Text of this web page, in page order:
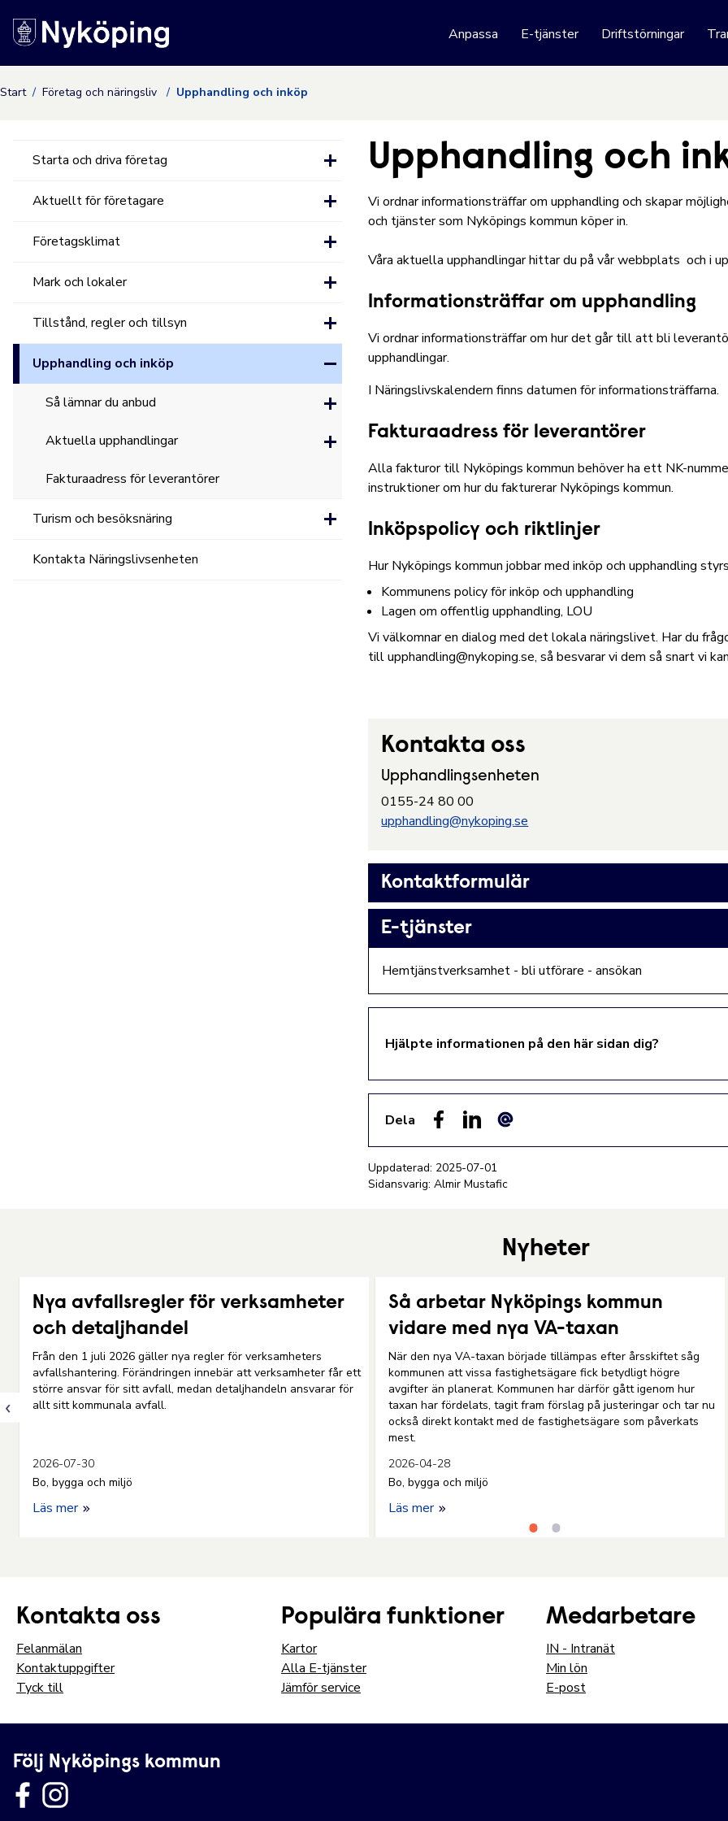
Nyköpings kommuns webbplats
Anpassa E-tjänster Driftstörningar
Start Företag och näringsliv Upphandling och inköp
Upphandling och
Vi ordnar informationsträffar om upphandling och skapar
och tjänster som Nyköpings kommun köper in.
Våra aktuella upphandlingar hittardu på vår webbplats ochi
Informationsträffar om upphandling
Vi ordnar informationsträffar om hur det går till att bli
upphandlingar.
I Näringslivskalendern finns datumen för informationsträffarna.
Fakturaadress för leverantörer
Alla fakturor till Nyköpings kommun behöver ha ett NK-
instruktioner om hur du fakturerar Nyköpings kommun.
Inköpspolicy och riktlinjer
Hur Nyköpings kommun jobbar med inköp och upphandling
Kommunens policy för inköp och upphandling
Lagen om offentlig upphandling, LOU
Vi välkomnar en dialog med det lokala näringslivet. Har du
tillupphandling@nykoping.se, så besvarar vi dem så snart vi
Kontakta oss
Upphandlingsenheten
0155-24 80 00
upphandling@nykoping.se
Kontaktformulär
E-tjänster
Hemtjänstverksamhet - bli utförare - ansökan
Hjälpte informationen på den här sidan dig?
Dela
Uppdaterad: 2025-07-01
Sidansvarig: Almir Mustafic
Starta och driva företag
Aktuellt för företagare
Företagsklimat
Mark och lokaler
Tillstånd, regler och tillsyn
Upphandling och inköp
Så lämnar du anbud
Aktuella upphandlingar
Fakturaadress för leverantörer
Turism och besöksnäring
Kontakta Näringslivsenheten
Nyheter
Nya avfallsregler för verksamheter
och detaljhandel
Från den 1 juli 2026 gäller nya regler för verksamheters
avfallshantering. Förändringen innebär att verksamheter får ett
större ansvar för sitt avfall, medan detaljhandeln ansvarar för
allt sitt kommunala avfall.
2026-07-30
Bo, bygga och miljö
Läs mer
Så arbetar Nyköpings kommun
vidare med nya VA-taxan
När den nya VA-taxan började tillämpas efter årsskiftet såg
kommunen att vissa fastighetsägare fick betydligt högre
avgifter än planerat. Kommunen har därför gått igenom hur
taxan har fördelats, tagit fram förslag på justeringar och tar nu
också direkt kontakt med de fastighetsägare som påverkats
mest.
2026-04-28
Bo, bygga och miljö
Läs mer
Kontakta oss
Felanmälan
Kontaktuppgifter
Tyck till
Populära funktioner
Kartor
Alla E-tjänster
Jämför service
Medarbetare
IN - Intranät
Min lön
E-post
Följ Nyköpings kommun